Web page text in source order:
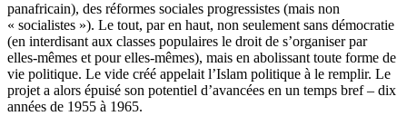
panafricain), des réformes sociales progressistes (mais non
« socialistes »). Le tout, par en haut, non seulement sans démocratie
(en interdisant aux classes populaires le droit de s’organiser par
elles-mêmes et pour elles-mêmes), mais en abolissant toute forme de
vie politique. Le vide créé appelait l’Islam politique à le remplir. Le
projet a alors épuisé son potentiel d’avancées en un temps bref – dix
années de 1955 à 1965.